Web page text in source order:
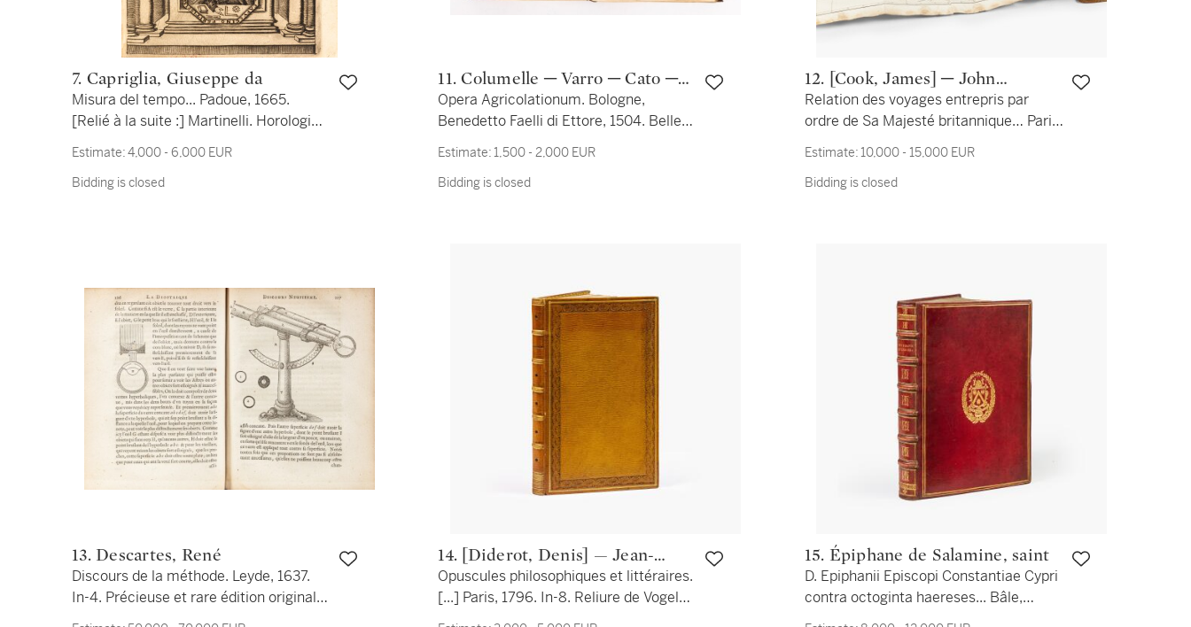
7. Capriglia, Giuseppe da
Misura del tempo... Padoue, 1665.
[Relié à la suite :] Martinelli. Horologi
réunissant deux importants traités sur
l'horlogerie.
Estimate:4,000 - 6,000 EUR
Bidding is closed
11. Columelle ─ Varro ─ Cato ─
Palladius
Opera Agricolationum. Bologne,
Benedetto Faelli di Ettore, 1504. Belle
Estimate: 1,500 - 2,000 EUR
Bidding is closed
12. [Cook, James] ─ John
Hawkesworth
Relation des voyages entrepris par
ordre de Sa Majesté britannique… Paris,
l’hémisphère austral… Paris, 1778. -
Troisième voyage de Cook... Paris, 1785.
Estimate: 10,000 - 15,000 EUR
Bidding is closed
13. Descartes, René
Discours de la méthode. Leyde, 1637.
In-4. Précieuse et rare édition originale,
14. [Diderot, Denis] — Jean-
Baptiste Antoine Suard —
Simon-Jérôme Bourlet de
Vauxcelles
Opuscules philosophiques et littéraires.
[...] Paris, 1796. In-8. Reliure de Vogel
15. Épiphane de Salamine, saint
D. Epiphanii Episcopi Constantiae Cypri
contra octoginta haereses... Bâle,